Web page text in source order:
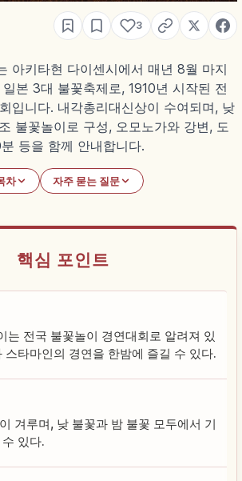
3
아키타현 다이센시에서 매년 8월 마지
본 3대 불꽃축제로, 1910년 시작된 전
입니다. 내각총리대신상이 수여되며, 낮
불꽃놀이로 구성, 오모노가와 강변, 도
등을 함께 안내합니다.
차 자주 묻는 질문
핵심 포인트
는 전국 불꽃놀이 경연대회로 알려져 있
스타마인의 경연을 한밤에 즐길 수 있다.
겨루며, 낮 불꽃과 밤 불꽃 모두에서 기
있다.